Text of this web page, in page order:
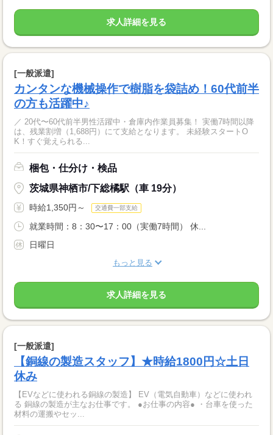
求人詳細を見る
[一般派遣]
カンタンな機械操作で樹脂を袋詰め！60代前半
の方も活躍中♪
／ 20代〜60代前半男性活躍中・倉庫内作業員募集！ 実働7時間以降
は、残業割増（1,688円）にて支給となります。 未経験スタートO
K！すぐ覚えられる...
梱包・仕分け・検品
茨城県神栖市/下総橘駅（車 19分）
時給1,350円～ 交通費一部支給
就業時間：8：30〜17：00（実働7時間） 休...
日曜日
もっと見る
求人詳細を見る
[一般派遣]
【銅線の製造スタッフ】★時給1800円☆土日
休み
【EVなどに使われる銅線の製造】 EV（電気自動車）などに使われ
る 銅線の製造が主なお仕事です。 ●お仕事の内容● ・台車を使った
材料の運搬やセッ...